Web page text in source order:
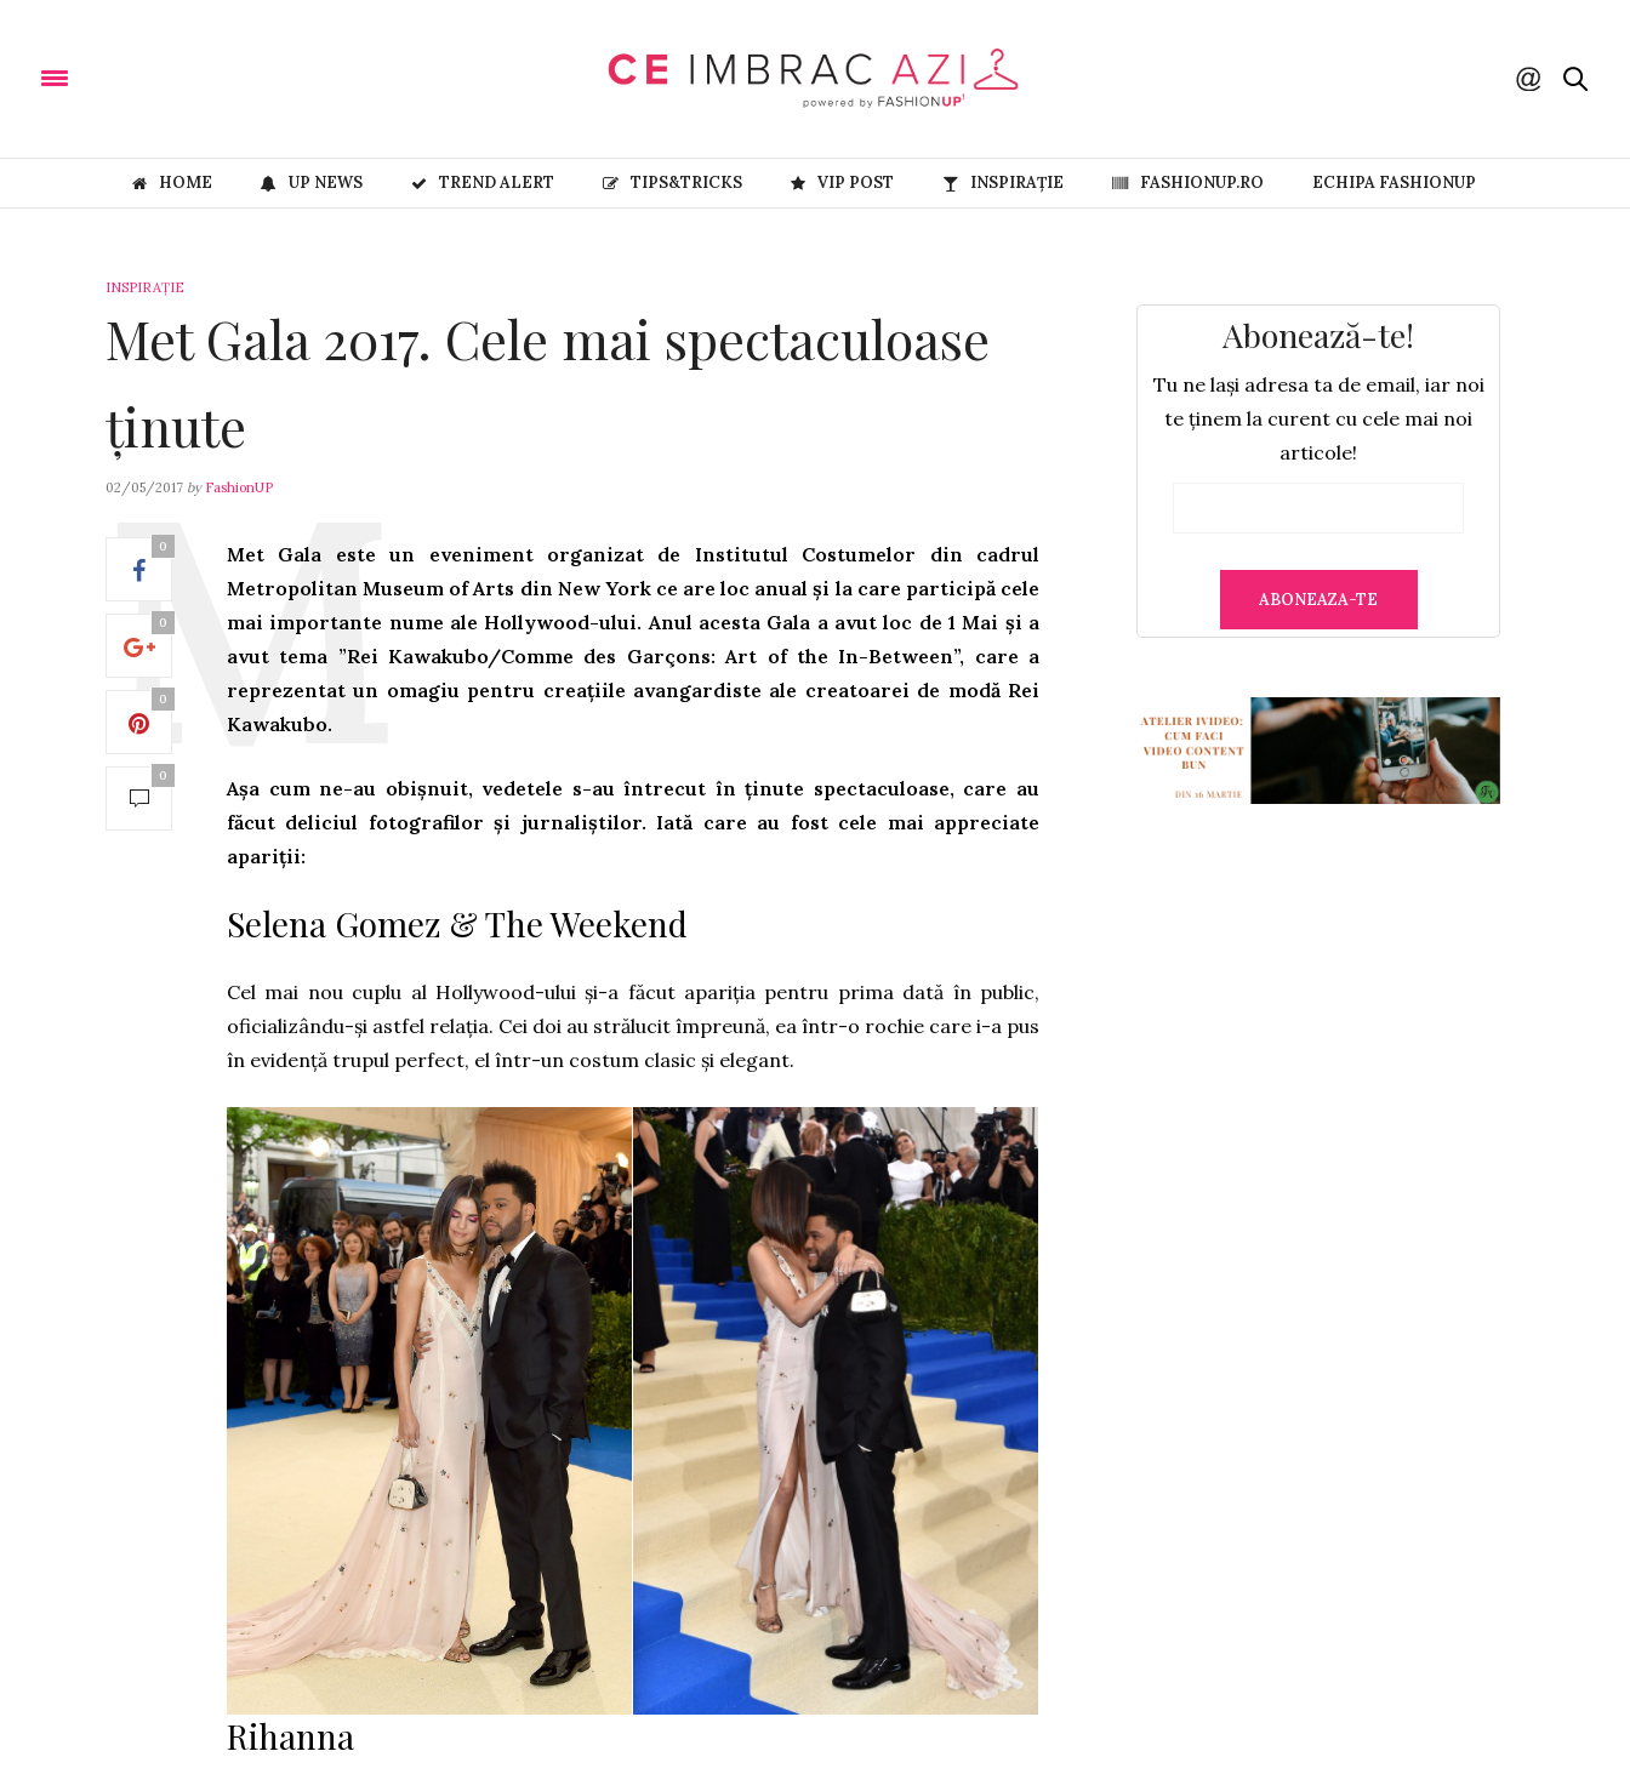
HOME UP NEWS TREND ALERT TIPS&TRICKS VIP POST INSPIRAȚIE FASHIONUP.RO ECHIPA FASHIONUP
INSPIRAȚIE
Met Gala 2017. Cele mai spectaculoase
ținute
02/05/2017 by FashionUP
0
0
0
0
Met Gala este un eveniment organizat de Institutul Costumelor din cadrul
Metropolitan Museum of Arts din New York ce are loc anual și la care participă cele
mai importante nume ale Hollywood-ului. Anul acesta Gala a avut loc de 1 Mai și a
avut tema ”Rei Kawakubo/Comme des Garçons: Art of the In-Between”, care a
reprezentat un omagiu pentru creațiile avangardiste ale creatoarei de modă Rei
Kawakubo.
Așa cum ne-au obișnuit, vedetele s-au întrecut în ținute spectaculoase, care au
făcut deliciul fotografilor și jurnaliștilor. Iată care au fost cele mai appreciate
apariții:
Selena Gomez & The Weekend
Cel mai nou cuplu al Hollywood-ului și-a făcut apariția pentru prima dată în public,
oficializându-și astfel relația. Cei doi au strălucit împreună, ea într-o rochie care i-a pus
în evidență trupul perfect, el într-un costum clasic și elegant.
Rihanna
Abonează-te!
Tu ne lași adresa ta de email, iar noi
te ținem la curent cu cele mai noi
articole!